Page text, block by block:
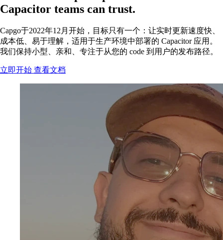
Capacitor teams can trust.
Capgo于2022年12月开始，目标只有一个：让实时更新速度快、
成本低、易于理解，适用于生产环境中部署的 Capacitor 应用。
我们保持小型、亲和、专注于从您的 code 到用户的发布路径。
立即开始 查看文档